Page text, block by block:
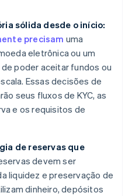
sólida desde o início:
precisam uma
eletrônica ou um
poder aceitar fundos ou
Essas decisões de
seus fluxos de KYC, as
e os requisitos de
de reservas que
devem ser
liquidez e preservação de
dinheiro, depósitos